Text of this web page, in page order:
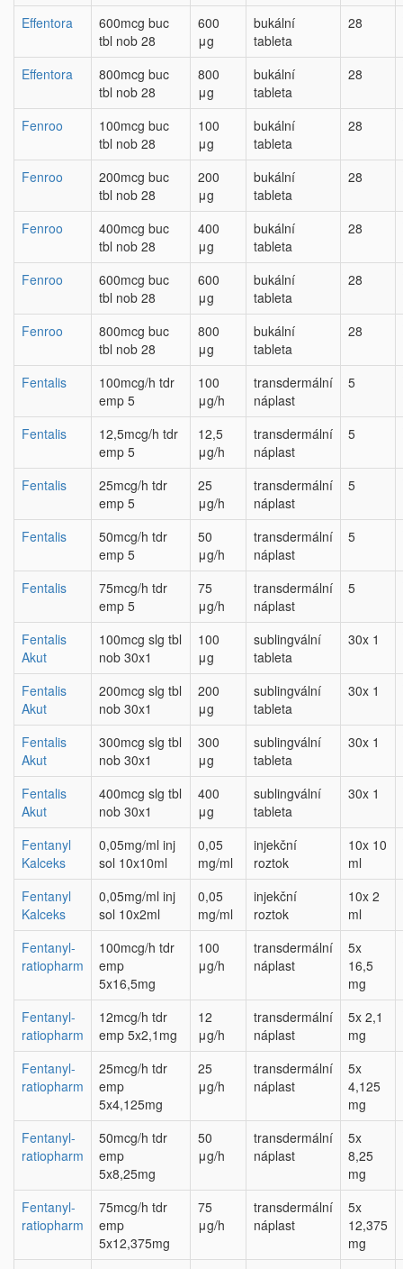
Effentora
600mcg buc
tbl nob 28
600
μg
bukální
tableta
28
Effentora
800mcg buc
tbl nob 28
800
μg
bukální
tableta
28
Fenroo
100mcg buc
tbl nob 28
100
μg
bukální
tableta
28
Fenroo
200mcg buc
tbl nob 28
200
μg
bukální
tableta
28
Fenroo
400mcg buc
tbl nob 28
400
μg
bukální
tableta
28
Fenroo
600mcg buc
tbl nob 28
600
μg
bukální
tableta
28
Fenroo
800mcg buc
tbl nob 28
800
μg
bukální
tableta
28
Fentalis
100mcg/h tdr
emp 5
100
μg/h
transdermální
náplast
5
Fentalis
12,5mcg/h tdr
emp 5
12,5
μg/h
transdermální
náplast
5
Fentalis
25mcg/h tdr
emp 5
25
μg/h
transdermální
náplast
5
Fentalis
50mcg/h tdr
emp 5
50
μg/h
transdermální
náplast
5
Fentalis
75mcg/h tdr
emp 5
75
μg/h
transdermální
náplast
5
Fentalis
Akut
100mcg slg tbl
nob 30x1
100
μg
sublingvální
tableta
30x 1
Fentalis
Akut
200mcg slg tbl
nob 30x1
200
μg
sublingvální
tableta
30x 1
Fentalis
Akut
300mcg slg tbl
nob 30x1
300
μg
sublingvální
tableta
30x 1
Fentalis
Akut
400mcg slg tbl
nob 30x1
400
μg
sublingvální
tableta
30x 1
Fentanyl
Kalceks
0,05mg/ml inj
sol 10x10ml
0,05
mg/ml
injekční
roztok
10x 10
ml
Fentanyl
Kalceks
0,05mg/ml inj
sol 10x2ml
0,05
mg/ml
injekční
roztok
10x 2
ml
Fentanyl-
ratiopharm
100mcg/h tdr
emp
5x16,5mg
100
μg/h
transdermální
náplast
5x
16,5
mg
Fentanyl-
ratiopharm
12mcg/h tdr
emp 5x2,1mg
12
μg/h
transdermální
náplast
5x 2,1
mg
Fentanyl-
ratiopharm
25mcg/h tdr
emp
5x4,125mg
25
μg/h
transdermální
náplast
5x
4,125
mg
Fentanyl-
ratiopharm
50mcg/h tdr
emp
5x8,25mg
50
μg/h
transdermální
náplast
5x
8,25
mg
Fentanyl-
ratiopharm
75mcg/h tdr
emp
5x12,375mg
75
μg/h
transdermální
náplast
5x
12,375
mg